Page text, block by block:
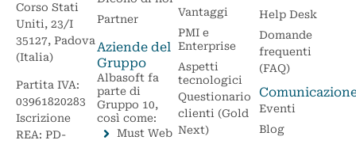
Corso Stati
Uniti, 23/I
35127, Padova
(Italia)
Partita IVA:
03961820283
Iscrizione
REA: PD-
Partner
Aziende del
Gruppo
Albasoft fa
parte di
Gruppo 10,
così come:
Must Web
Vantaggi
PMI e
Enterprise
Aspetti
tecnologici
Questionario
clienti (Gold
Next)
Help Desk
Domande
frequenti
(FAQ)
Eventi
Blog